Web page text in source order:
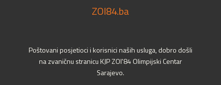
ZOI84.ba
Poštovani posjetioci i korisnici naših usluga, dobro došli
na zvaničnu stranicu KJP ZOI'84 Olimpijski Centar
Sarajevo.